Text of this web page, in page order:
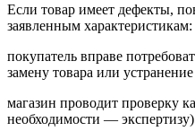
Если товар имеет дефекты,
заявленным характеристикам:
покупатель вправе
замену товара или устранение
магазин проводит проверку
необходимости —